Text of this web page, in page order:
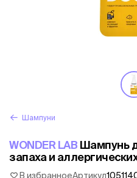
Шампуни
WONDER LAB Шампунь
запаха и
В избранноеАртикул